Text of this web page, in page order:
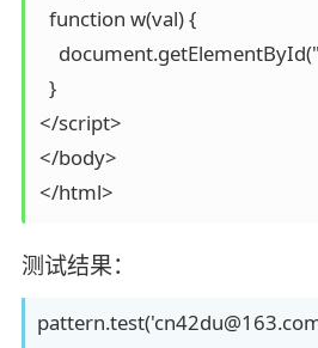
  function w(val) {
  }
</script>
</body>
</html>
测试结果：